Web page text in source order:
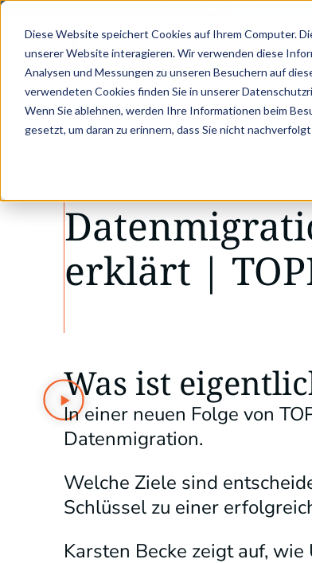
Diese Website speichert Cookies auf Ihrem Computer.
unserer Website interagieren. Wir verwenden diese
Analysen und Messungen zu unseren Besuchern auf
verwendeten Cookies finden Sie in unserer
Wenn Sie ablehnen, werden Ihre Informationen beim
gesetzt, um daran zu erinnern, dass Sie nicht
MIT STRUKTURIERTEN PRODUKTDATEN ZUM
erklärt |
Was ist
In einer neuen Folge von
Datenmigration.
Welche Ziele sind
Schlüssel zu einer
Karsten Becke zeigt auf,